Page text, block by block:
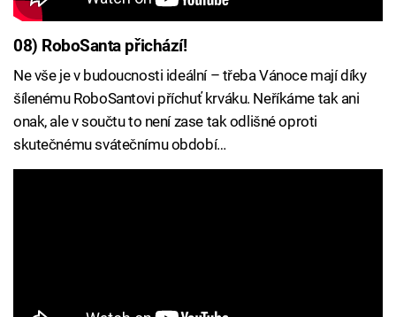
08) RoboSanta přichází!
Ne vše je v budoucnosti ideální – třeba Vánoce mají díky
šílenému RoboSantovi příchuť krváku. Neříkáme tak ani
onak, ale v součtu to není zase tak odlišné oproti
skutečnému svátečnímu období…